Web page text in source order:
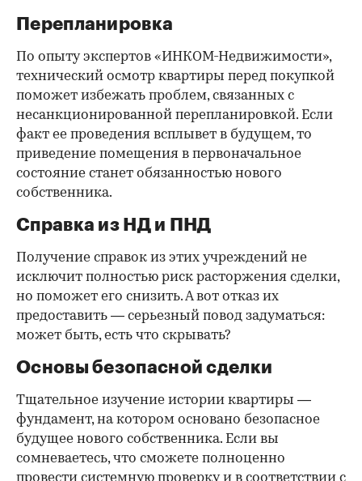
Перепланировка
По опыту экспертов «ИНКОМ-Недвижимости»,
технический осмотр квартиры перед покупкой
поможет избежать проблем, связанных с
несанкционированной перепланировкой. Если
факт ее проведения всплывет в будущем, то
приведение помещения в первоначальное
состояние станет обязанностью нового
собственника.
Справка из НД и ПНД
Получение справок из этих учреждений не
исключит полностью риск расторжения сделки,
но поможет его снизить. А вот отказ их
предоставить — серьезный повод задуматься:
может быть, есть что скрывать?
Основы безопасной сделки
Тщательное изучение истории квартиры —
фундамент, на котором основано безопасное
будущее нового собственника. Если вы
сомневаетесь, что сможете полноценно
провести системную проверку и в соответствии с